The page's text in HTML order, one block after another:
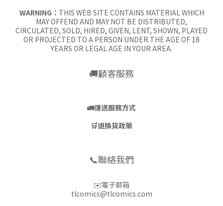
WARNING： THIS WEB SITE CONTAINS MATERIAL WHICH
MAY OFFEND AND MAY NOT BE DISTRIBUTED,
CIRCULATED, SOLD, HIRED, GIVEN, LENT, SHOWN, PLAYED
OR PROJECTED TO A PERSON UNDER THE AGE OF 18
YEARS OR LEGAL AGE IN YOUR AREA.
🚚顧客服務
🚛運送服務方式
🛒退換貨政策
📞聯絡我們
✉️電子郵箱
tlcomics@tlcomics.com